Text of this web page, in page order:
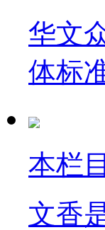
华文
体标
本栏
文香